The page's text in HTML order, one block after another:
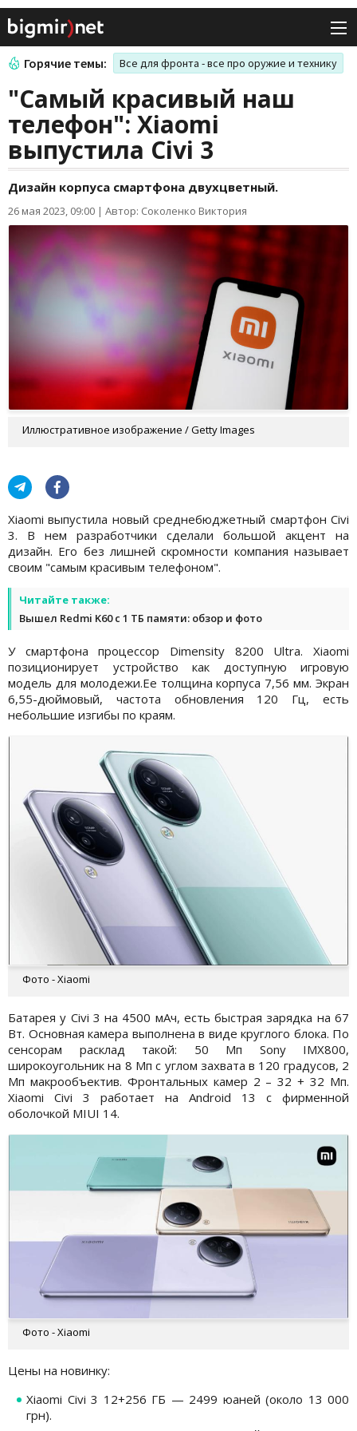
Горячие темы: Все для фронта - все про оружие и технику
"Самый красивый наш
телефон": Xiaomi
выпустила Civi 3
Дизайн корпуса смартфона двухцветный.
26 мая 2023, 09:00 | Автор: Соколенко Виктория
Иллюстративное изображение / Getty Images
Xiaomi выпустила новый среднебюджетный смартфон Civi
3. В нем разработчики сделали большой акцент на
дизайн. Его без лишней скромности компания называет
своим "самым красивым телефоном".
Читайте также:
Вышел Redmi K60 с 1 ТБ памяти: обзор и фото
У смартфона процессор Dimensity 8200 Ultra. Xiaomi
позиционирует устройство как доступную игровую
модель для молодежи.Ее толщина корпуса 7,56 мм. Экран
6,55-дюймовый, частота обновления 120 Гц, есть
небольшие изгибы по краям.
Фото - Xiaomi
Батарея у Civi 3 на 4500 мАч, есть быстрая зарядка на 67
Вт. Основная камера выполнена в виде круглого блока. По
сенсорам расклад такой: 50 Мп Sony IMX800,
широкоугольник на 8 Мп с углом захвата в 120 градусов, 2
Мп макрообъектив. Фронтальных камер 2 – 32 + 32 Мп.
Xiaomi Civi 3 работает на Android 13 с фирменной
оболочкой MIUI 14.
Фото - Xiaomi
Цены на новинку:
Xiaomi Civi 3 12+256 ГБ — 2499 юаней (около 13 000
грн).